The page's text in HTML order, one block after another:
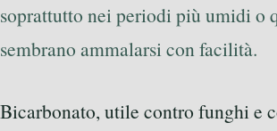
soprattutto nei periodi più umidi o
sembrano ammalarsi con facilità.
Bicarbonato, utile contro funghi e